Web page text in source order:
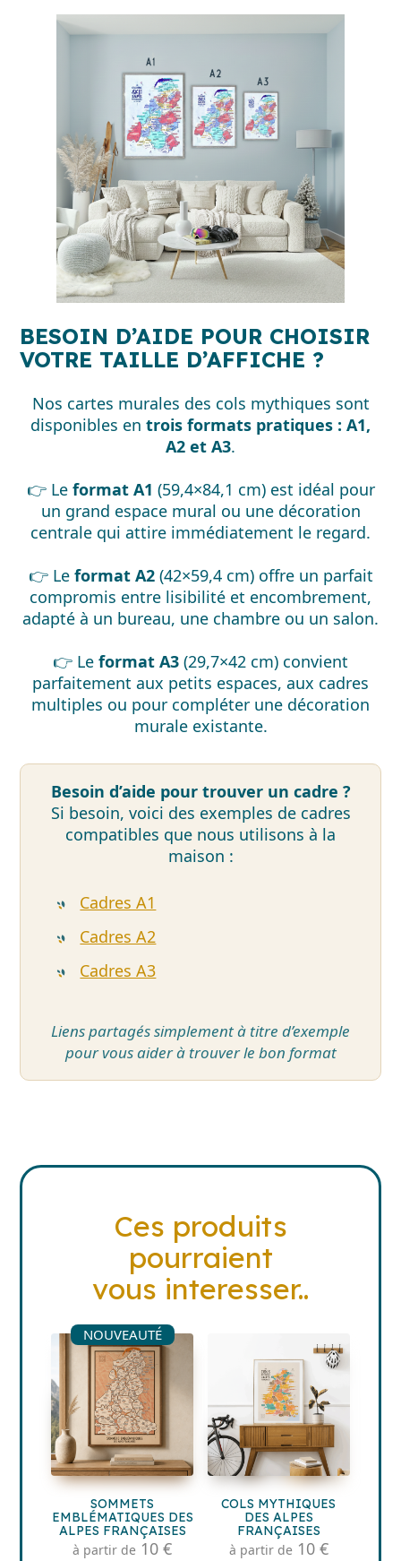
BESOIN D’AIDE POUR CHOISIR
VOTRE TAILLE D’AFFICHE ?
Nos cartes murales des cols mythiques sont
disponibles en trois formats pratiques : A1,
A2 et A3.
👉 Le format A1 (59,4×84,1 cm) est idéal pour
un grand espace mural ou une décoration
centrale qui attire immédiatement le regard.
👉 Le format A2(42×59,4 cm) offre un parfait
compromis entre lisibilité et encombrement,
adapté à un bureau, une chambre ou un salon.
👉 Le format A3 (29,7×42 cm) convient
parfaitement aux petits espaces, aux cadres
multiples ou pour compléter une décoration
murale existante.
Besoin d’aide pour trouver un cadre ?
Si besoin, voici des exemples de cadres
compatibles que nous utilisons à la
maison :
Cadres A1
Cadres A2
Cadres A3
Liens partagés simplement à titre d’exemple
pour vous aider à trouver le bon format
Ces produits
pourraient
vous interesser..
NOUVEAUTÉ
SOMMETS
EMBLÉMATIQUES DES
ALPES FRANÇAISES
à partir de 10 €
COLS MYTHIQUES
DES ALPES
FRANÇAISES
à partir de 10 €